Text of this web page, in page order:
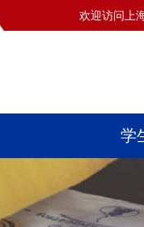
欢迎访问上
学